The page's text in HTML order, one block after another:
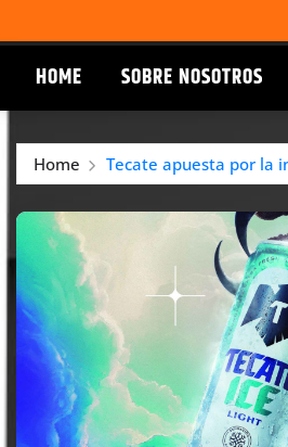
HOME SOBRE NOSOTROS
Home Tecate apuesta por la